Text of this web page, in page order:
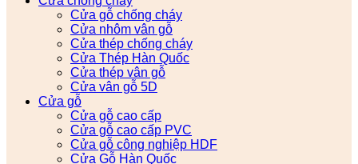
Cửa gỗ chống cháy
Cửa nhôm vân gỗ
Cửa thép chống cháy
Cửa Thép Hàn Quốc
Cửa thép vân gỗ
Cửa vân gỗ 5D
Cửa gỗ
Cửa gỗ cao cấp
Cửa gỗ cao cấp PVC
Cửa gỗ công nghiệp HDF
Cửa Gỗ Hàn Quốc